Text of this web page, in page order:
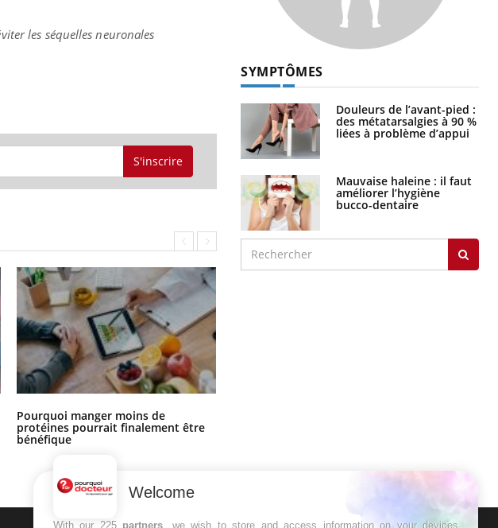
les séquelles neuronales
S'inscrire
Pourquoi manger moins de
protéines pourrait finalement être
bénéfique
SYMPTÔMES
Douleurs de l’avant-pied :
des métatarsalgies à 90 %
liées à problème d’appui
Mauvaise haleine : il faut
améliorer l’hygiène
bucco-dentaire
Welcome
With our 225 partners , we wish to store and access information on your devices